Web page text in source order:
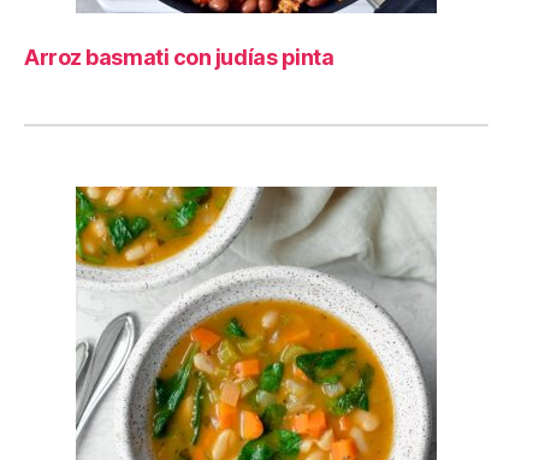
Arroz basmati con judías pinta